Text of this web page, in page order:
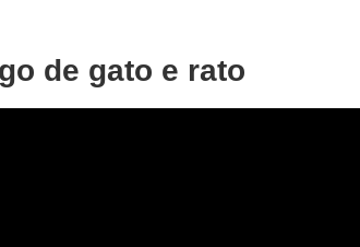
de gato e rato